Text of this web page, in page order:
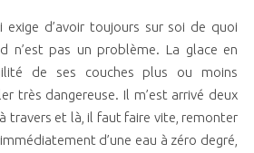
exige d’avoir toujours sur soi de quoi
n’est pas un problème. La glace en
de ses couches plus ou moins
très dangereuse. Il m’est arrivé deux
travers et là, il faut faire vite, remonter
d’une eau à zéro degré,